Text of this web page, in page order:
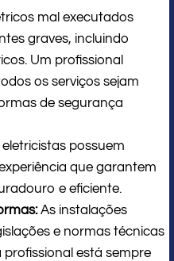
mal executados
graves, incluindo
Um profissional
os serviços sejam
de segurança
possuem
que garantem
e eficiente.
As instalações
e normas técnicas
profissional está sempre